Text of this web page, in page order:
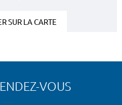
SUR LA CARTE
VOUS